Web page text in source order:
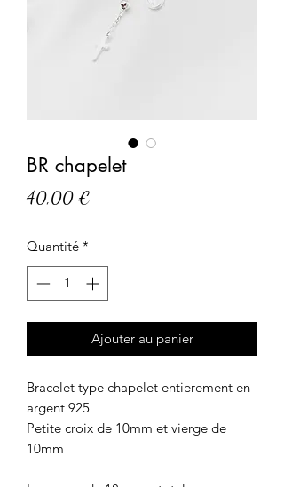
BR chapelet
40,00 €
Quantité *
Ajouter au panier
Bracelet type chapelet entierement en
argent 925
Petite croix de 10mm et vierge de
10mm